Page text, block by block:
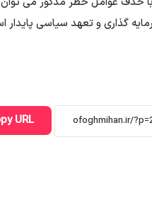
گذاری و تعهد سیاسی پایدار
URL